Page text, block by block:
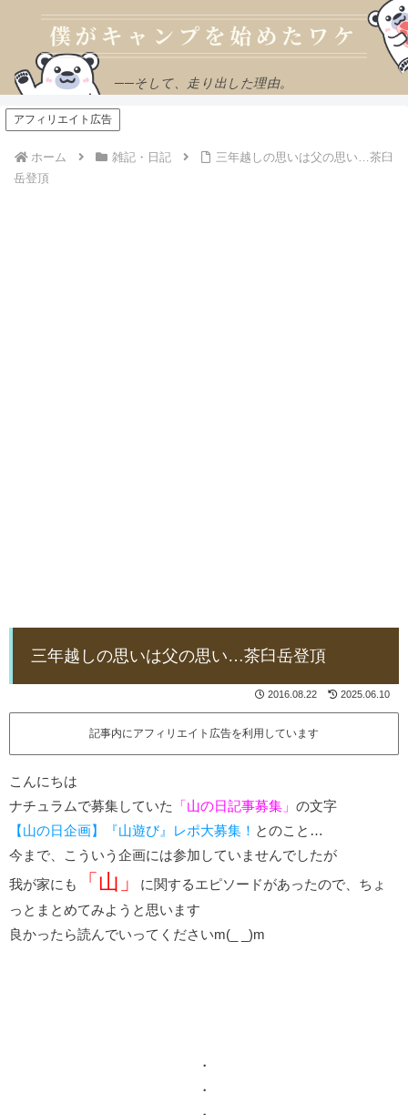
──そして、走り出した理由。
アフィリエイト広告
ホーム 雑記・日記
三年越しの思いは父の思い…茶臼
岳登頂
三年越しの思いは父の思い…茶臼岳登頂
2016.08.22 2025.06.10
記事内にアフィリエイト広告を利用しています
こんにちは
ナチュラムで募集していた
「山の日記事募集」 の文字
【山の日企画】『山遊び』レポ大募集！ とのこと…
今まで、こういう企画には参加していませんでしたが
我が家にも
「山」
に関するエピソードがあったので、ちょ
っとまとめてみようと思います
良かったら読んでいってくださいm(_ _)m
・
・